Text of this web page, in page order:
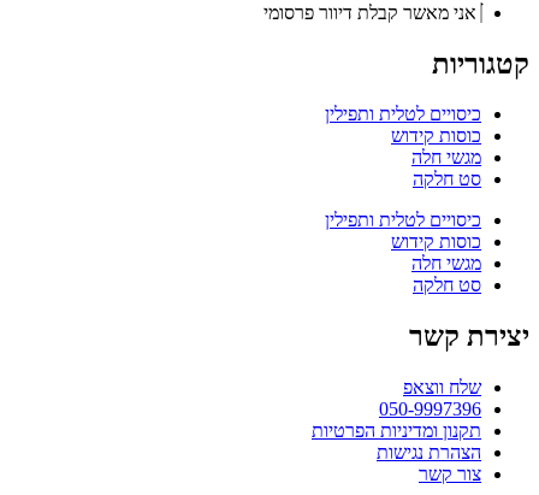
אני מאשר קבלת דיוור פרסומי
קטגוריות
כיסויים לטלית ותפילין
כוסות קידוש
מגשי חלה
סט חלקה
כיסויים לטלית ותפילין
כוסות קידוש
מגשי חלה
סט חלקה
יצירת קשר
שלח ווצאפ
050-9997396
תקנון ומדיניות הפרטיות
הצהרת נגישות
צור קשר